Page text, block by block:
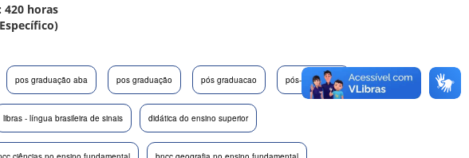
420 horas
pos graduação aba pos graduação pós graduacao pós-graduação
libras - língua brasileira de sinais didática do ensino superior